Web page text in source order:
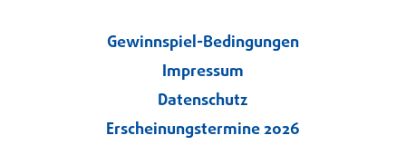
Gewinnspiel-Bedingungen
Impressum
Datenschutz
Erscheinungstermine 2026